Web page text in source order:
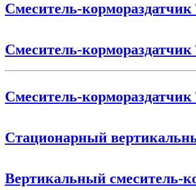
Смеситель-
Смеситель-
Смеситель-
Стационарный
Вертикальный смеситель-